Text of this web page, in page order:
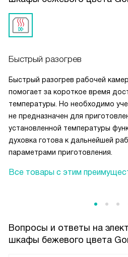
Быстрый разогрев
Быстрый разогрев рабочей
помогает за короткое время
температуры. Но необходимо
не предназначен для
установленной температуры
духовка готова к дальнейшей
параметрами приготовления.
Все товары с этим
Вопросы и ответы на
шкафы бежевого цвета